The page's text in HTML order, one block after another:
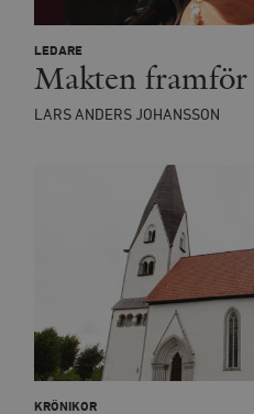
LEDARE
Makten
LARS ANDERS JOHANSSON
KRÖNIKOR